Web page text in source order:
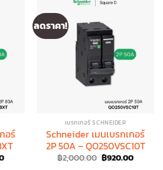
อร์
Current
price
ลดราคา!
เบรกเกอร์ SCHNEIDER
Schneider เมนเบรกเกอร์
2P 50A – QO250VSC10T
฿2,000.00 Original
price
฿920.00Current
price